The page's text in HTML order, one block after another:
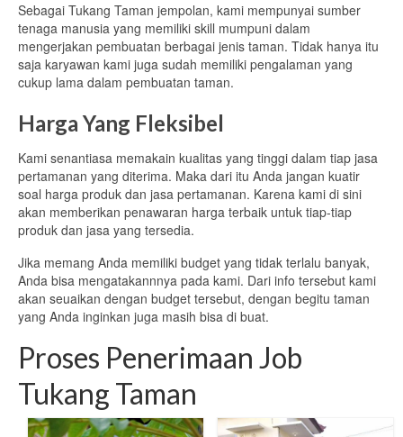
Sebagai Tukang Taman jempolan, kami mempunyai sumber
tenaga manusia yang memiliki skill mumpuni dalam
mengerjakan pembuatan berbagai jenis taman. Tidak hanya itu
saja karyawan kami juga sudah memiliki pengalaman yang
cukup lama dalam pembuatan taman.
Harga Yang Fleksibel
Kami senantiasa memakain kualitas yang tinggi dalam tiap jasa
pertamanan yang diterima. Maka dari itu Anda jangan kuatir
soal harga produk dan jasa pertamanan. Karena kami di sini
akan memberikan penawaran harga terbaik untuk tiap-tiap
produk dan jasa yang tersedia.
Jika memang Anda memiliki budget yang tidak terlalu banyak,
Anda bisa mengatakannnya pada kami. Dari info tersebut kami
akan seuaikan dengan budget tersebut, dengan begitu taman
yang Anda inginkan juga masih bisa di buat.
Proses Penerimaan Job
Tukang Taman